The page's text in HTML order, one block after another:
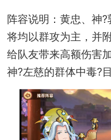
阵容说明：黄忠、神
将均以群攻为主，并
给队友带来高额伤害
神?左慈的群体中毒?